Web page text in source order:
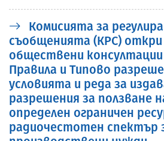
Комисията за
съобщенията (КРС) откри
обществени
Правила и Типово
условията и реда за
разрешения за ползване
определен ограничен
радиочестотен спектър